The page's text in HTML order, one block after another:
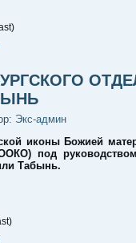
Экс-админ
иконы Божией
под
Табынь.